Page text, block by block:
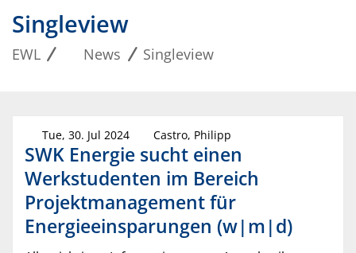
Singleview
EWL News Singleview
Tue, 30. Jul 2024 Castro, Philipp
SWK Energie sucht einen
Werkstudenten im Bereich
Projektmanagement für
Energieeinsparungen (w|m|d)